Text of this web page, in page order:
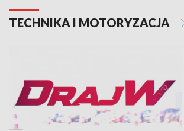
TECHNIKA I MOTORYZACJA